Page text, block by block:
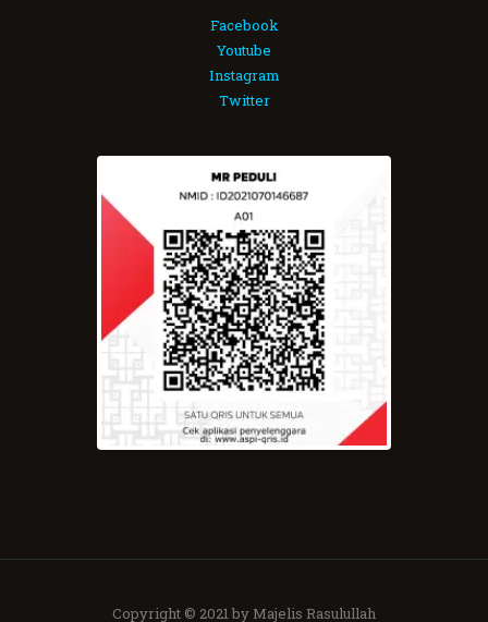
Facebook
Youtube
Instagram
Twitter
Copyright © 2021 by Majelis Rasulullah